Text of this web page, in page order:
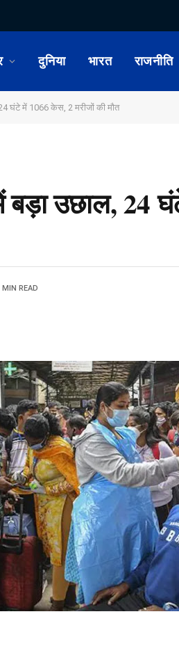
दुनिया भारत राजनीति
घंटे में 1066 केस, 2 मरीजों की मौत
बड़ा उछाल,
MIN READ